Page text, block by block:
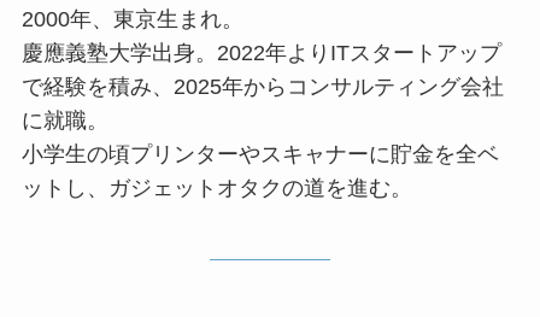
2000年、東京生まれ。
慶應義塾大学出身。2022年よりITスタートアップ
で経験を積み、2025年からコンサルティング会社
に就職。
小学生の頃プリンターやスキャナーに貯金を全ベ
ットし、ガジェットオタクの道を進む。